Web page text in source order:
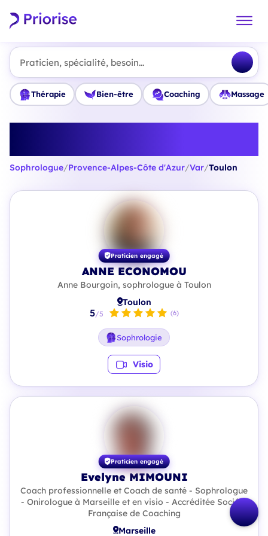
Praticien, spécialité, besoin...
Thérapie Bien-être Coaching Massage
Sophrologue/Provence-Alpes-Côte d'Azur/Var/Toulon
Praticien engagé
ANNE ECONOMOU
Anne Bourgoin, sophrologue à Toulon
Toulon
5/5 (6)
Sophrologie
Visio
Praticien engagé
Evelyne MIMOUNI
Coach professionnelle et Coach de santé - Sophrologue
- Onirologue à Marseille et en visio - Accréditée Société
Française de Coaching
Marseille